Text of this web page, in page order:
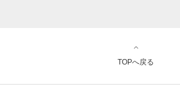
TOPへ戻る